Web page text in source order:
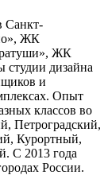
Санкт-
ЖК
ЖК
студии дизайна
и
Опыт
классов во
Петроградский,
Курортный,
С 2013 года
России.